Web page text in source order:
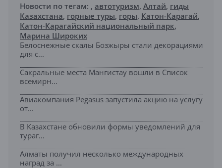
Новости по тегам: , автотуризм, Алтай, гиды
Казахстана, горные туры, горы, Катон-Карагай,
Катон-Карагайский национальный парк,
Марина Широких
Белоснежные скалы Бозжыры стали декорациями
для с...
Сакральные места Мангистау вошли в Список
всемирн...
Авиакомпания Pegasus запустила акцию на услугу
от...
В Казахстане обновили формы уведомлений для
тураг...
Алматы получил несколько международных
наград за ...